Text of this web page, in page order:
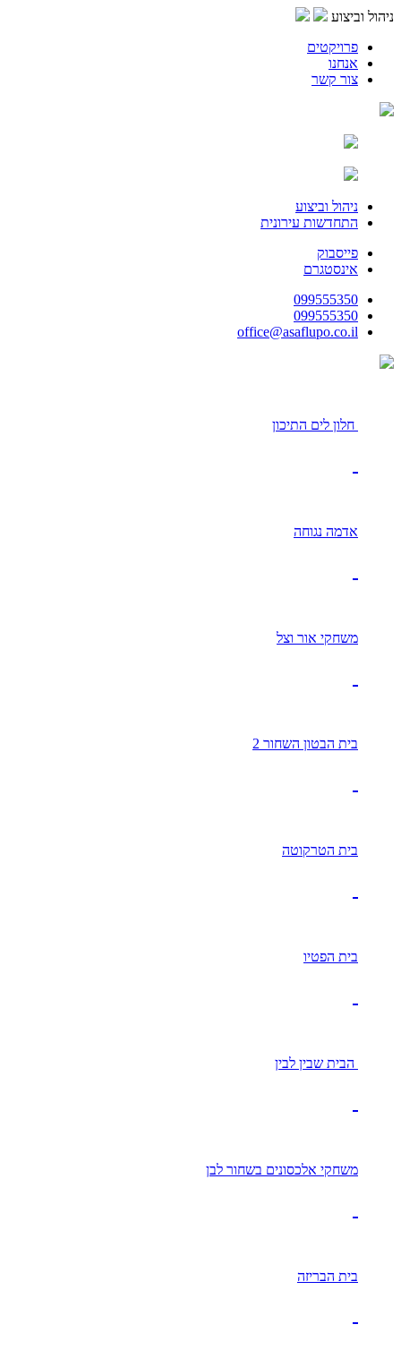
ניהול וביצוע
פרויקטים
אנחנו
צור קשר
ניהול וביצוע
התחדשות עירונית
פייסבוק
אינסטגרם
099555350
099555350
office@asaflupo.co.il
חלון לים התיכון
אדמה נגוחה
משחקי אור וצל
בית הבטון השחור 2
בית הטרקוטה
בית הפטיו
הבית שבין לבין
משחקי אלכסונים בשחור לבן
בית הבריזה